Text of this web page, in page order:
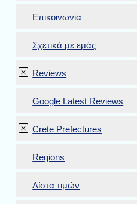
Επικοινωνία
Σχετικά με εμάς
Reviews
Google Latest Reviews
Crete Prefectures
Regions
Λίστα τιμών